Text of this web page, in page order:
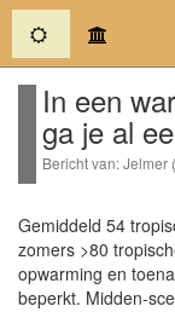
(current)
In een
ga je al
Bericht van:
Gemiddeld 54
zomers >80
opwarming en
beperkt. Midden-